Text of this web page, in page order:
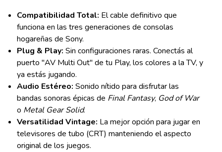
Compatibilidad Total: El cable definitivo que
funciona en las tres generaciones de consolas
hogareñas de Sony.
Plug & Play: Sin configuraciones raras. Conectás al
puerto "AV Multi Out" de tu Play, los colores a la TV, y
ya estás jugando.
Audio Estéreo: Sonido nítido para disfrutar las
bandas sonoras épicas de Final Fantasy, God of War
o Metal Gear Solid.
Versatilidad Vintage: La mejor opción para jugar en
televisores de tubo (CRT) manteniendo el aspecto
original de los juegos.